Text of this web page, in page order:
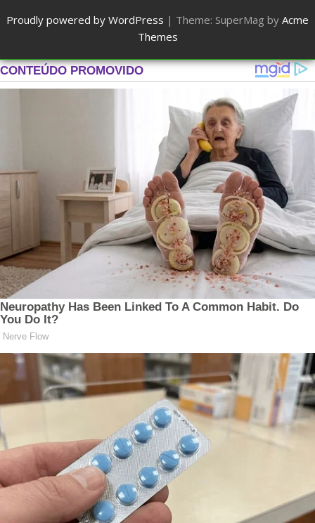
Proudly powered by WordPress | Theme: SuperMag by Acme
Themes